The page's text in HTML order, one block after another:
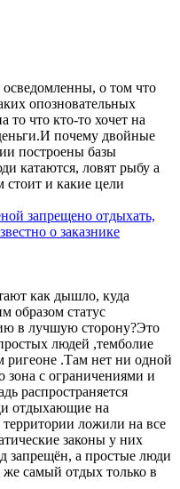
о том что
опозновательных
то что кто-то хочет на
почему двойные
построены базы
катаются, ловят рыбу а
стоит и какие цели
запрещено отдыхать,
о заказнике
как дышло, куда
образом статус
в лучшую сторону?Это
людей ,темболие
ригеоне .Там нет ни одной
зона с ограничениями и
распространяется
отдыхающие на
территории ложили на все
законы у них
запрещён, а простые люди
же самый отдых только в